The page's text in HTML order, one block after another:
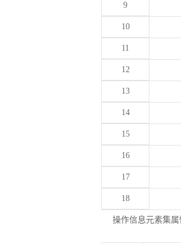
9
10
11
12
13
14
15
16
17
18
操作信息元素集